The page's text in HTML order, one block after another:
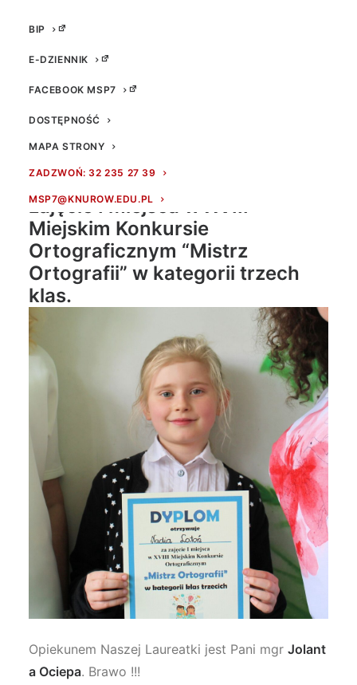
BIP
E-DZIENNIK
FACEBOOK MSP7
DOSTĘPNOŚĆ
MAPA STRONY
ZADZWOŃ: 32 235 27 39
MSP7@KNUROW.EDU.PL
Gratulacje dla Nadii Latoń za
zajęcie I miejsca w XVIII
Miejskim Konkursie
Ortograficznym “Mistrz
Ortografii” w kategorii trzech
klas.
Opiekunem Naszej Laureatki jest Pani mgr Jolant
a Ociepa. Brawo !!!